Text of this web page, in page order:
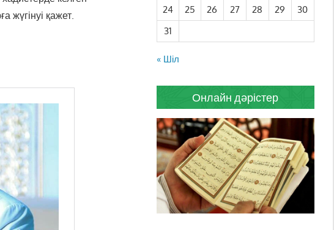
қажет.
24
25 26 27 28 29
30
31
« Шіл
Онлайн дәрістер